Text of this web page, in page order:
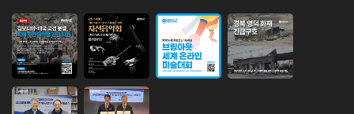
업본부로 승격하게 되었음을 기쁜...